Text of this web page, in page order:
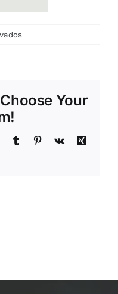
Your
Tumblr Pinterest
Vk
Xing